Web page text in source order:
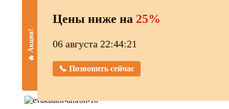
🔥 Акция!
Цены ниже на 25%
06 августа 22:44:22
📞 Позвонить сейчас